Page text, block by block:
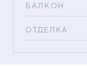
БАЛКОН
ОТДЕЛКА